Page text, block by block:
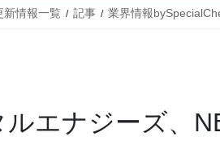
新情報一覧 記事 業界情報
ルエナジーズ、